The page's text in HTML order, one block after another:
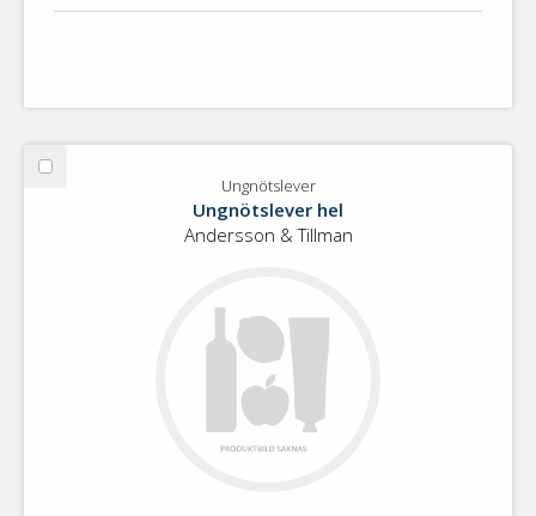
Välj
Ungnötslever
Ungnötslever hel
Andersson & Tillman